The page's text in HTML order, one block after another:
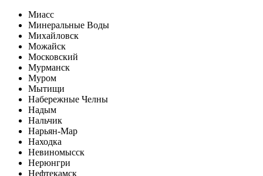
Миасс
Минеральные Воды
Михайловск
Можайск
Московский
Мурманск
Муром
Мытищи
Набережные Челны
Надым
Нальчик
Нарьян-Мар
Находка
Невиномысск
Нерюнгри
Нефтекамск